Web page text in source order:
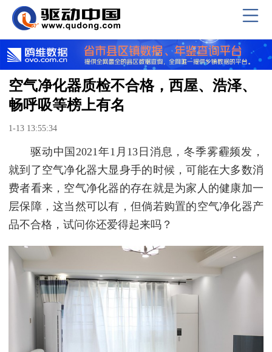
空气净化器质检不合格，西屋、浩泽、
畅呼吸等榜上有名
1-13 13:55:34
驱动中国2021年1月13日消息，冬季雾霾频发，
就到了空气净化器大显身手的时候，可能在大多数消
费者看来，空气净化器的存在就是为家人的健康加一
层保障，这当然可以有，但倘若购置的空气净化器产
品不合格，试问你还爱得起来吗？